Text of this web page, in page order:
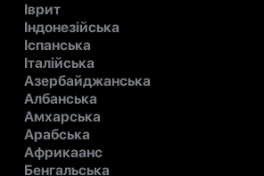
Іврит
Індонезійська
Іспанська
Італійська
Азербайджанська
Албанська
Амхарська
Арабська
Африкаанс
Бенгальська